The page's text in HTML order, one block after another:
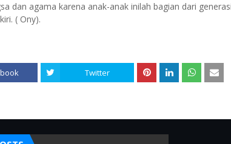
dan agama karena anak-anak inilah bagian dari
( Ony).
Twitter